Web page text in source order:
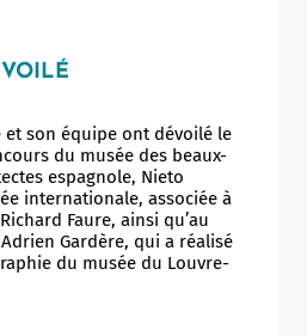
et son équipe ont dévoilé le
du musée des beaux-
espagnole, Nieto
internationale, associée à
Faure, ainsi qu’au
Gardère, qui a réalisé
du musée du Louvre-